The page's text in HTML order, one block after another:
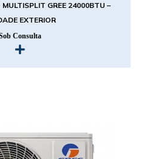
GREE 24000BTU –
EXTERIOR
Consulta